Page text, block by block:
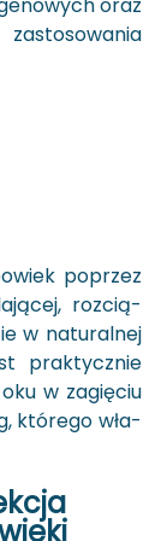
po­przez
roz­cią­
w na­tu­ral­nej
prak­tycz­nie
w za­gię­ciu
któ­re­go wła­